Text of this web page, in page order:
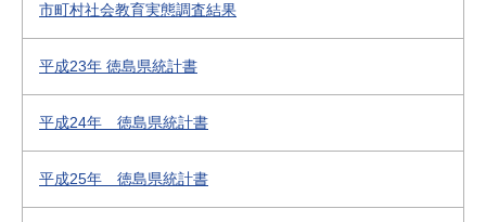
市町村社会教育実態調査結果
平成23年 徳島県統計書
平成24年 徳島県統計書
平成25年 徳島県統計書